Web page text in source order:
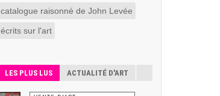
catalogue raisonné de John Levée
écrits sur l'art
LES PLUS LUS ACTUALITÉ D'ART